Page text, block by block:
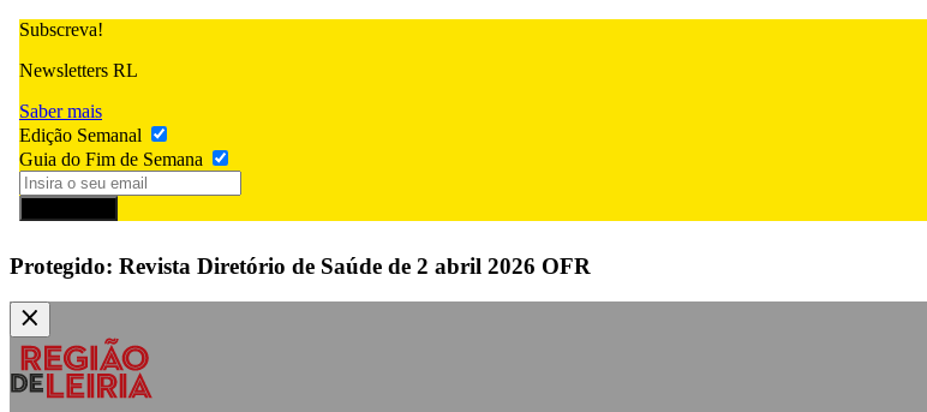
Subscreva!
Newsletters RL
Saber mais
Edição Semanal
Guia do Fim de Semana
Protegido: Revista Diretório de Saúde de 2 abril 2026 OFR